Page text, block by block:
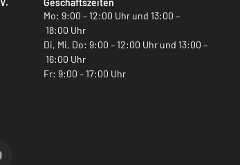
Geschäftszeiten
Mo: 9:00 – 12:00 Uhr und 13:00 –
18:00 Uhr
Di, Mi, Do: 9:00 – 12:00 Uhr und 13:00 –
16:00 Uhr
Fr: 9:00 – 17:00 Uhr